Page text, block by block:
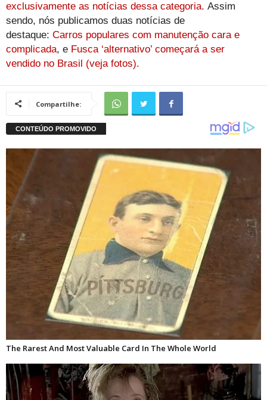
exclusivamente as notícias dessa categoria. Assim
sendo, nós publicamos duas notícias de
destaque: Carros populares com manutenção cara e
complicada, e Fusca ‘alternativo’ começará a ser
vendido no Brasil (veja fotos).
Compartilhe: